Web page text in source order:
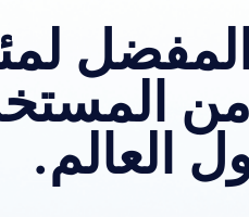
المفضل
من
العالم.